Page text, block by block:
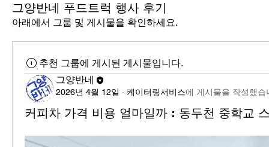
그양반네 푸드트럭 행사 후기
아래에서 그룹 및 게시물을 확인하세요.
추천 그룹에 게시된 게시물입니다.
그양반네
2026년 4월 12일 · 케이터링서비스에 게시물을 작성했습
커피차 가격 비용 얼마일까 : 동두천 중학교